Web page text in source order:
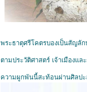
พระธาตุศรีโคตรบองเป็นสัญลั
ตามประวัติศาสตร์ เจ้าเมืองแ
ความผูกพันนี้สะท้อนผ่านศิลปะ